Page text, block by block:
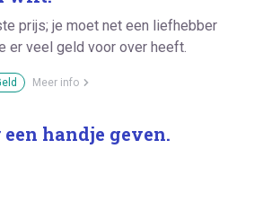
prijs; je moet net een liefhebber
er veel geld voor over heeft.
Meer info
een handje geven.